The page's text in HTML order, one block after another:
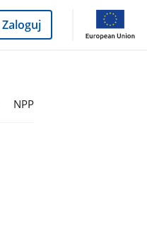
Logowanie
do
Zaloguj
NPP